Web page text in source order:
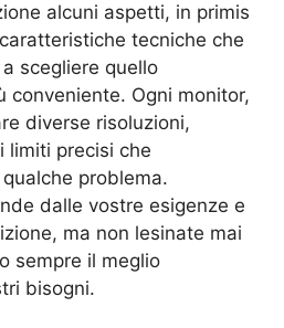
alcuni aspetti, in primis
tecniche che
scegliere quello
conveniente. Ogni monitor,
diverse risoluzioni,
limiti precisi che
problema.
dalle vostre esigenze e
ma non lesinate mai
sempre il meglio
bisogni.